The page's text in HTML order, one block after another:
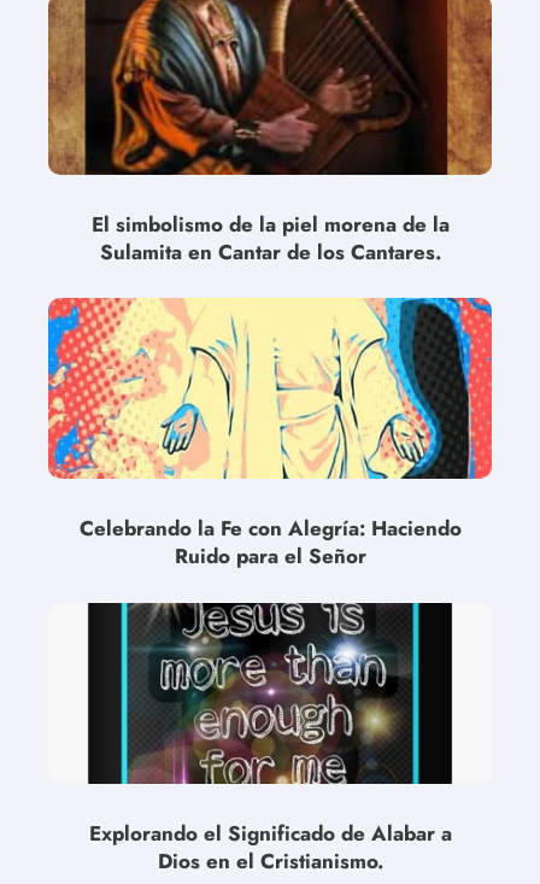
El simbolismo de la piel morena de la
Sulamita en Cantar de los Cantares.
Celebrando la Fe con Alegría: Haciendo
Ruido para el Señor
Explorando el Significado de Alabar a
Dios en el Cristianismo.